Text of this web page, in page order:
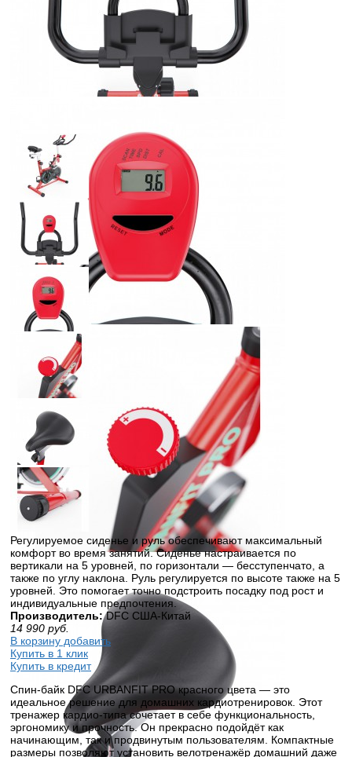
Регулируемое сиденье и руль обеспечивают максимальный
комфорт во время занятий. Сиденье настраивается по
вертикали на 5 уровней, по горизонтали — бесступенчато, а
также по углу наклона. Руль регулируется по высоте также на 5
уровней. Это помогает точно подстроить посадку под рост и
индивидуальные предпочтения.
Производитель:DFC США-Китай
14 990 руб.
В корзину добавить
Купить в 1 клик
Купить в кредит
Спин-байк DFC URBANFIT PRO красного цвета — это
идеальное решение для домашних кардиотренировок. Этот
тренажер кардио-типа сочетает в себе функциональность,
эргономику и прочность. Он прекрасно подойдёт как
начинающим, так и продвинутым пользователям. Компактные
размеры позволяют установить велотренажёр домашний даже